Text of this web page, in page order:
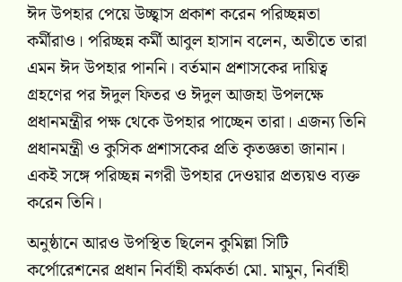
ঈদ উপহার পেয়ে উচ্ছ্বাস প্রকাশ করেন পরিচ্ছন্নতা
কর্মীরাও। পরিচ্ছন্ন কর্মী আবুল হাসান বলেন, অতীতে তারা
এমন ঈদ উপহার পাননি। বর্তমান প্রশাসকের দায়িত্ব
গ্রহণের পর ঈদুল ফিতর ও ঈদুল আজহা উপলক্ষে
প্রধানমন্ত্রীর পক্ষ থেকে উপহার পাচ্ছেন তারা। এজন্য তিনি
প্রধানমন্ত্রী ও কুসিক প্রশাসকের প্রতি কৃতজ্ঞতা জানান।
একই সঙ্গে পরিচ্ছন্ন নগরী উপহার দেওয়ার প্রত্যয়ও ব্যক্ত
করেন তিনি।
অনুষ্ঠানে আরও উপস্থিত ছিলেন কুমিল্লা সিটি
কর্পোরেশনের প্রধান নির্বাহী কর্মকর্তা মো. মামুন, নির্বাহী